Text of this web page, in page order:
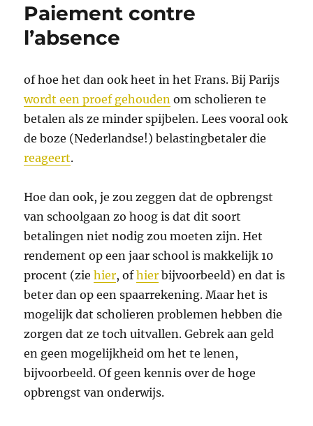
Paiement contre
l’absence
of hoe het dan ook heet in het Frans. Bij Parijs
wordt een proef gehouden om scholieren te
betalen als ze minder spijbelen. Lees vooral ook
de boze (Nederlandse!) belastingbetaler die
reageert.
Hoe dan ook, je zou zeggen dat de opbrengst
van schoolgaan zo hoog is dat dit soort
betalingen niet nodig zou moeten zijn. Het
rendement op een jaar school is makkelijk 10
procent (ziehier, ofhier bijvoorbeeld) en dat is
beter dan op een spaarrekening. Maar het is
mogelijk dat scholieren problemen hebben die
zorgen dat ze toch uitvallen. Gebrek aan geld
en geen mogelijkheid om het te lenen,
bijvoorbeeld. Of geen kennis over de hoge
opbrengst van onderwijs.